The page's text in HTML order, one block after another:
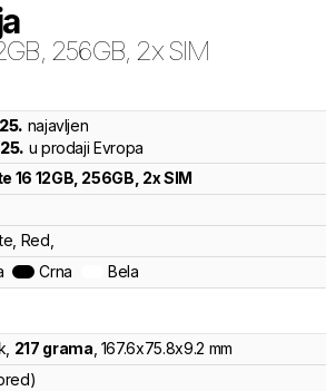
256GB, 2x SIM
najavljen
u prodaji Evropa
16 12GB, 256GB, 2x SIM
Red,
Crna Bela
217 grama 167.6x75.8x9.2 mm